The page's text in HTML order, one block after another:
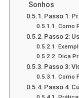
Sonhos
Passo 1:
Como
Passo 2:
Dica
Passo 3:
Como
Passo 4: